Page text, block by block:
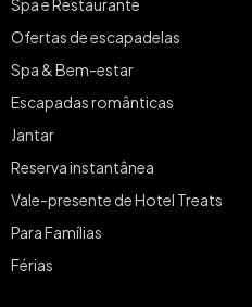
Spa e Restaurante
Ofertas de escapadelas
Spa & Bem-estar
Escapadas românticas
Jantar
Reserva instantânea
Vale-presente de Hotel Treats
Para Famílias
Férias